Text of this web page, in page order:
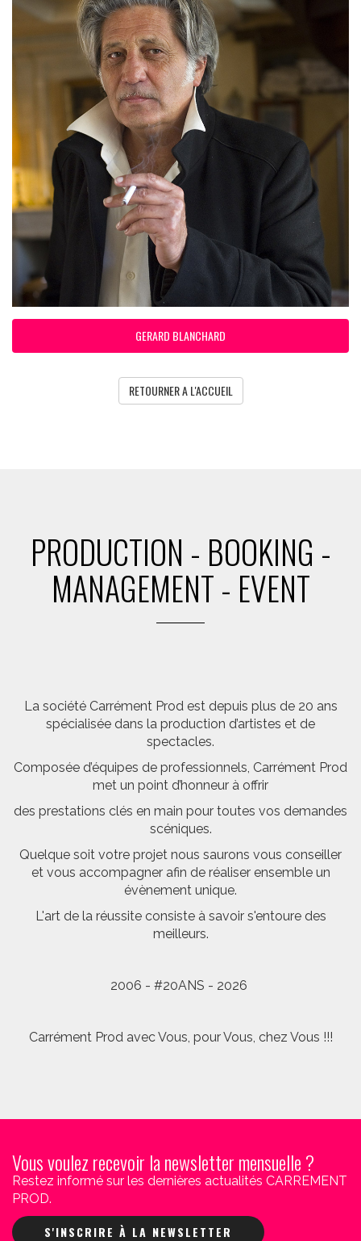
GERARD BLANCHARD
RETOURNER A L'ACCUEIL
PRODUCTION - BOOKING -
MANAGEMENT - EVENT
La société Carrément Prod est depuis plus de 20 ans
spécialisée dans la production d’artistes et de
spectacles.
Composée d’équipes de professionnels, Carrément Prod
met un point d’honneur à offrir
des prestations clés en main pour toutes vos demandes
scéniques.
Quelque soit votre projet nous saurons vous conseiller
et vous accompagner afin de réaliser ensemble un
évènement unique.
L'art de la réussite consiste à savoir s'entoure des
meilleurs.
2006 - #20ANS - 2026
Carrément Prod avec Vous, pour Vous, chez Vous !!!
Vous voulez recevoir la newsletter mensuelle ?
Restez informé sur les dernières actualités CARREMENT
PROD.
S'INSCRIRE À LA NEWSLETTER